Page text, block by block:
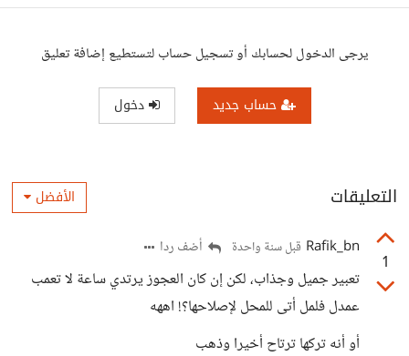
يرجى الدخول لحسابك أو تسجيل حساب لتستطيع إضافة تعليق
حساب جديد دخول
التعليقات الأفضل
1
Rafik_bn قبل سنة واحدة أضف ردا
تعبير جميل وجذاب، لكن إن كان العجوز يرتدي ساعة لا تعمب
عمدل فلمل أتى للمحل لإصلاحها؟! اههه
أو أنه تركها ترتاح أخيرا وذهب